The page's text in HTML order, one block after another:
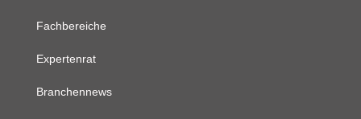
Fachbereiche
Expertenrat
Branchennews